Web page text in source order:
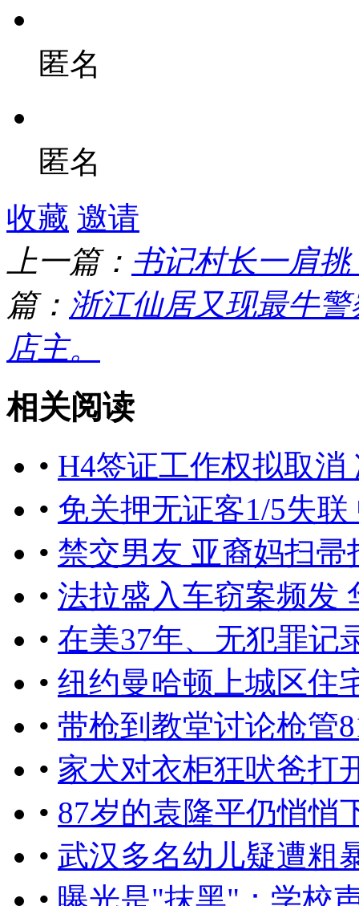
匿名
匿名
收藏 邀请
上一篇： 书记村长一肩
篇： 浙江仙居又现最牛
店主。
相关阅读
• H4签证工作权拟取
• 免关押无证客1/5失
• 禁交男友 亚裔妈扫帚
• 法拉盛入车窃案频发
• 在美37年、无犯罪记
• 纽约曼哈顿上城区住
• 带枪到教堂讨论枪管
• 家犬对衣柜狂吠爸打
• 87岁的袁隆平仍悄悄
• 武汉多名幼儿疑遭粗
• 曝光是"抹黑"：学校